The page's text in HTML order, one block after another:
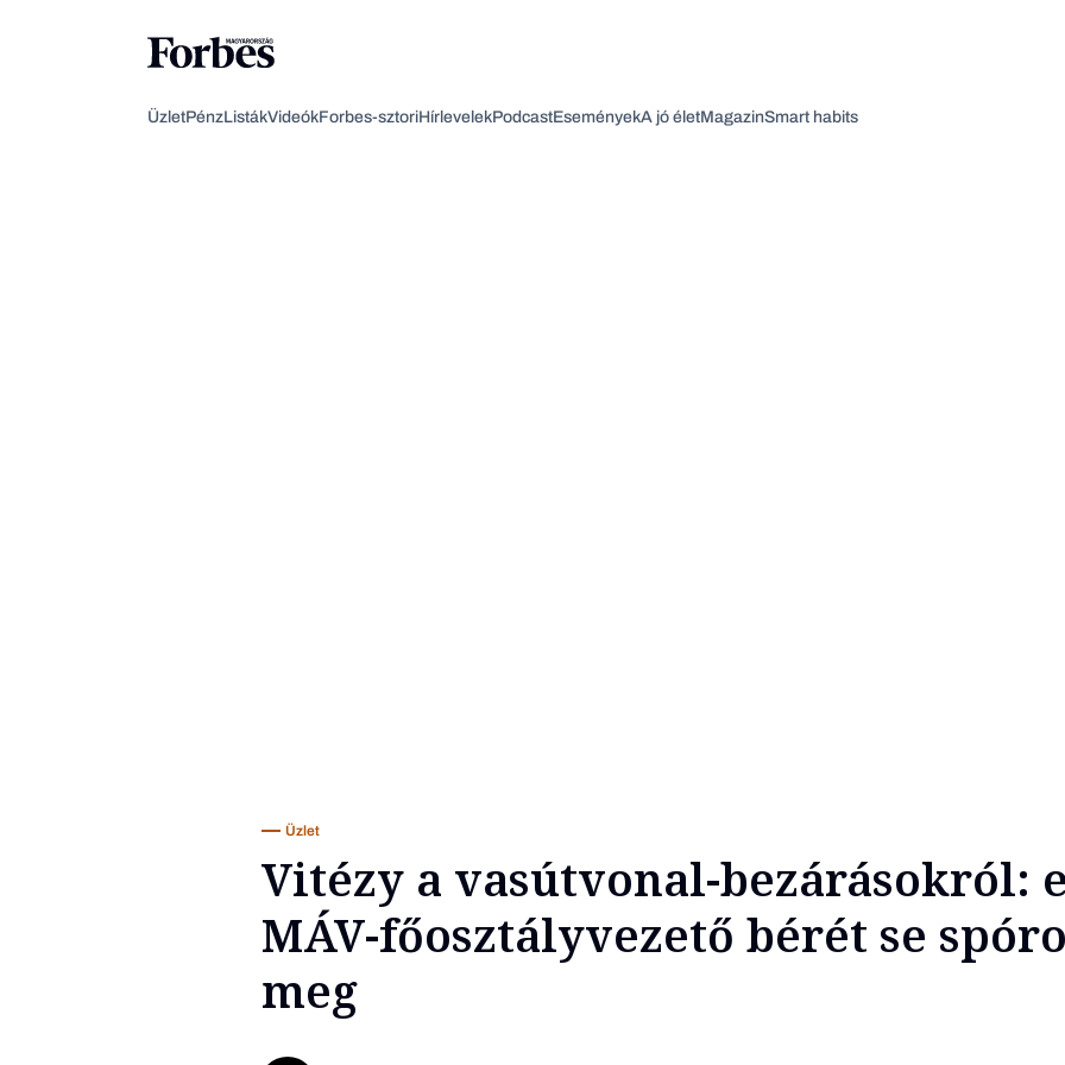
ÜzletPénzListákVideókForbes-sztoriHírlevelekPodcastEseményekA jó életMagazinSmart habits
Üzlet
Vitézy a vasútvonal-bezárásokról:
MÁV-főosztályvezető bérét se
meg